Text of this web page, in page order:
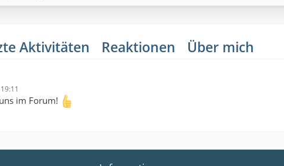
Aktivitäten Reaktionen Über mich
im Forum!